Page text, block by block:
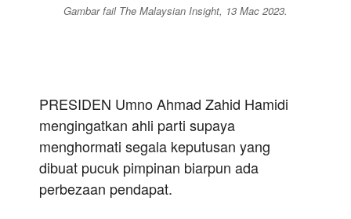
Gambar fail The Malaysian Insight, 13 Mac 2023.
PRESIDEN Umno Ahmad Zahid Hamidi
mengingatkan ahli parti supaya
menghormati segala keputusan yang
dibuat pucuk pimpinan biarpun ada
perbezaan pendapat.